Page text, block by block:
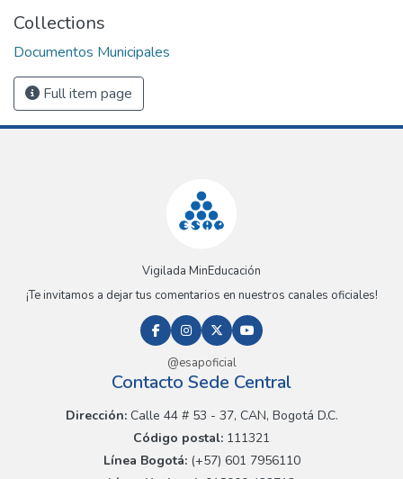
Collections
Documentos Municipales
Full item page
Vigilada MinEducación
¡Te invitamos a dejar tus comentarios en nuestros canales oficiales!
@esapoficial
Contacto Sede Central
Dirección:Calle 44 # 53 - 37, CAN, Bogotá D.C.
Código postal: 111321
Línea Bogotá:(+57) 601 7956110